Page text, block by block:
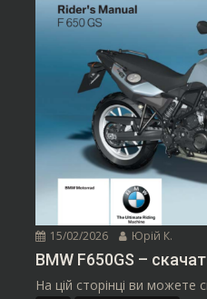
15/02/2026 Юрій К.
BMW F650GS –
На цій сторінці ви можете